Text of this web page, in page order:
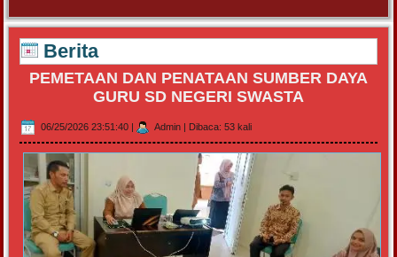
Berita
PEMETAAN DAN PENATAAN SUMBER DAYA
GURU SD NEGERI SWASTA
06/25/2026 23:51:40 Admin Dibaca: 53 kali